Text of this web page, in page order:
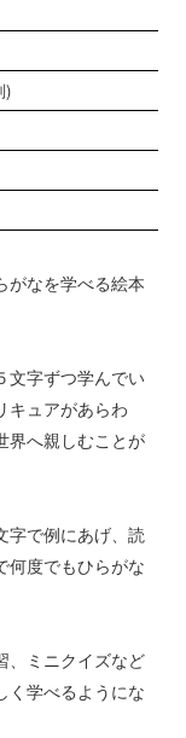
)
がなを学べる絵本
文字ずつ学んでい
キュアがあらわ
界へ親しむことが
字で例にあげ、読
何度でもひらがな
、ミニクイズなど
く学べるようにな